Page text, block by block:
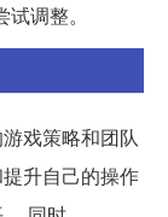
调整。
戏策略和团队
升自己的操作